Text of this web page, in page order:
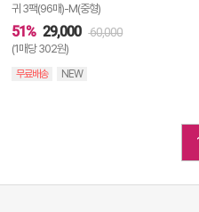
귀 3팩(96매)-M(중형)
51% 29,000 60,000
(1매당 302원)
무료배송 NEW